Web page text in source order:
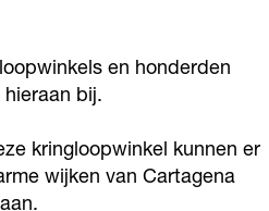
en honderden
bij.
kringloopwinkel kunnen er
wijken van Cartagena